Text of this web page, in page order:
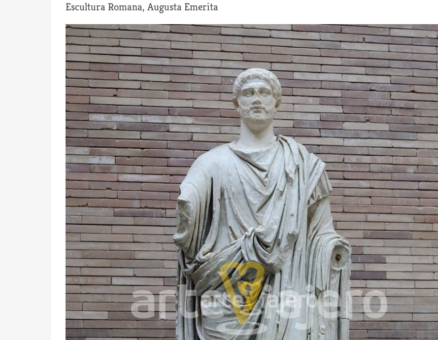
Escultura Romana, Augusta Emerita